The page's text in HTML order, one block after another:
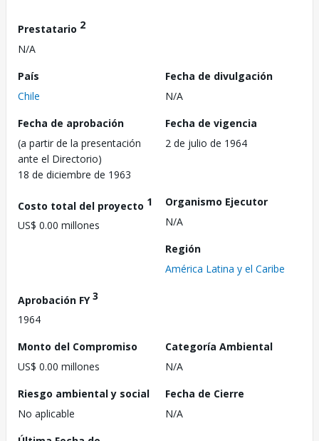
Prestatario 2
N/A
País
Chile
Fecha de divulgación
N/A
Fecha de aprobación
(a partir de la presentación
ante el Directorio)
18 de diciembre de 1963
Fecha de vigencia
2 de julio de 1964
Costo total del proyecto 1
US$ 0.00 millones
Organismo Ejecutor
N/A
Región
América Latina y el Caribe
Aprobación FY3
1964
Monto del Compromiso
US$ 0.00 millones
Categoría Ambiental
N/A
Riesgo ambiental y social
No aplicable
Fecha de Cierre
N/A